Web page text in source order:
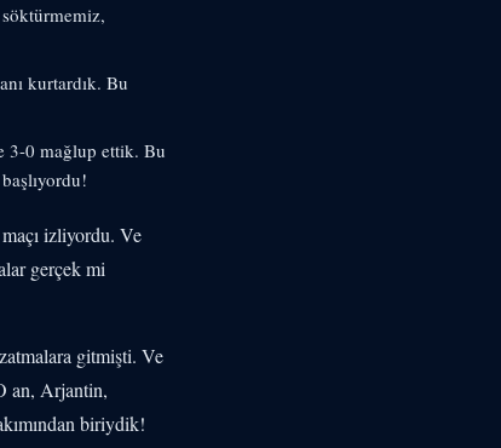
kurtardık. Bu
3-0 mağlup ettik. Bu
izliyordu. Ve
gerçek mi
gitmişti. Ve
an, Arjantin,
biriydik!